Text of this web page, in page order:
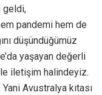
geldi,
pandemi hem de
düşündüğümüz
yaşayan değerli
iletişim halindeyiz.
Avustralya kıtası